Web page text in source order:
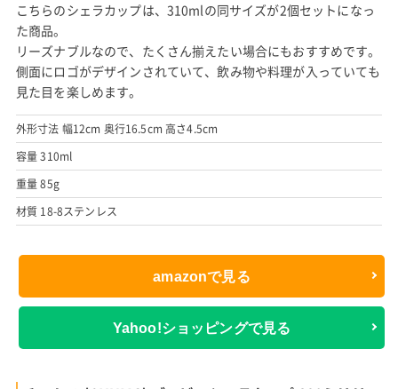
こちらのシェラカップは、310mlの同サイズが2個セットになっ
た商品。
リーズナブルなので、たくさん揃えたい場合にもおすすめです。
側面にロゴがデザインされていて、飲み物や料理が入っていても
見た目を楽しめます。
外形寸法 幅12cm 奥行16.5cm 高さ4.5cm
容量 310ml
重量 85g
材質 18-8ステンレス
amazonで見る
Yahoo!ショッピングで見る